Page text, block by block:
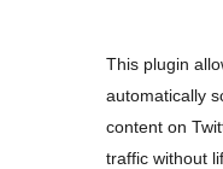
This plugin
automatically
content on
traffic without